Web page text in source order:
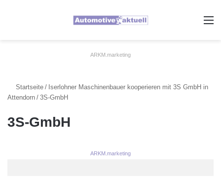
ARKM.marketing
Startseite / Iserlohner Maschinenbauer kooperieren mit 3S GmbH in
Attendorn / 3S-GmbH
3S-GmbH
ARKM.marketing